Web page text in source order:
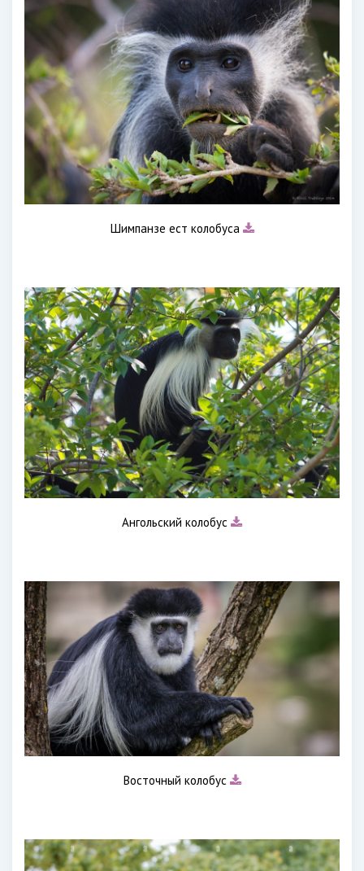
Шимпанзе ест колобуса
Ангольский колобус
Восточный колобус